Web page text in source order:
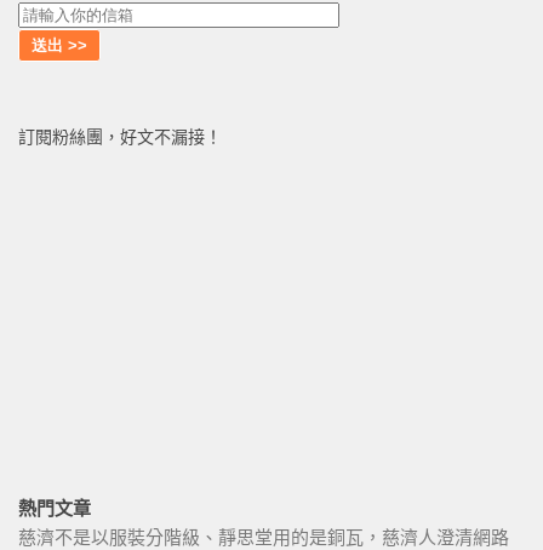
訂閱粉絲團，好文不漏接！
熱門文章
慈濟不是以服裝分階級、靜思堂用的是銅瓦，慈濟人澄清網路